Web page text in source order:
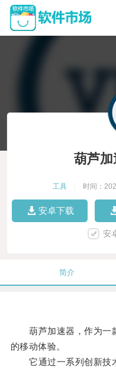
葫芦加
工具 时间：
安卓下载
安
简介
葫芦加速器，作为一
的移动体验。
它通过一系列创新技